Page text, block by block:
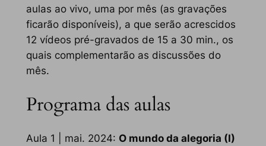
aulas ao vivo, uma por mês (as gravações
ficarão disponíveis), a que serão acrescidos
12 vídeos pré-gravados de 15 a 30 min., os
quais complementarão as discussões do
mês.
Programa das aulas
Aula 1 | mai. 2024: O mundo da alegoria (I)